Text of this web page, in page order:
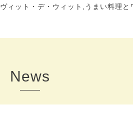
ヴィット・デ・ウィット,うまい料理
News